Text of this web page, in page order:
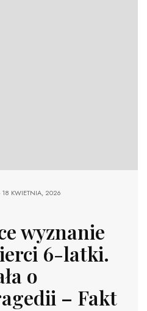
18 KWIETNIA, 2026
wyznanie
6-latki.
o
– Fakt